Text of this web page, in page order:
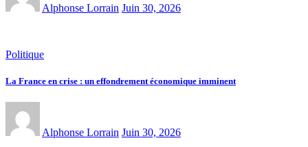
Alphonse Lorrain Juin 30, 2026
Politique
La France en crise : un effondrement économique imminent
Alphonse Lorrain Juin 30, 2026